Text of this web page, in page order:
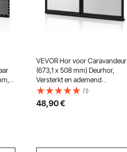
VEVOR Hor voor Caravandeur
(673,1 x 508 mm) Deurhor,
Versterkt en ademend
beschermnet, Bescherming
tegen instappen in camper ter
bescherming van huisdieren
(1)
48,90€